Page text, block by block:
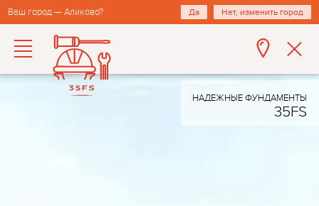
Ваш город — Аликово? Да Нет, изменить город
НАДЕЖНЫЕ ФУНДАМЕНТЫ
35FS